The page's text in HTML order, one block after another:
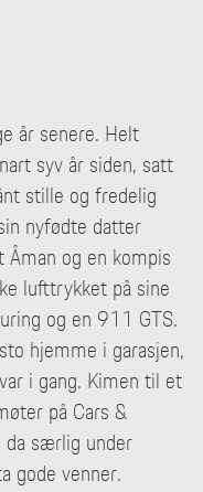
år senere. Helt
syv år siden, satt
stille og fredelig
nyfødte datter
og en kompis
lufttrykket på sine
og en 911 GTS.
hjemme i garasjen,
i gang. Kimen til et
på Cars &
da særlig under
gode venner.